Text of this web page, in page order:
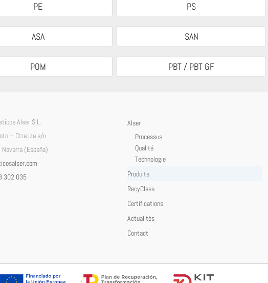
PE PS
ASA SAN
POM PBT / PBT GF
Alser S.L.
– Ctra.Iza s/n
(España)
302 035
Alser
Processus
Qualité
Technologie
Produits
RecyClass
Certifications
Actualités
Contact